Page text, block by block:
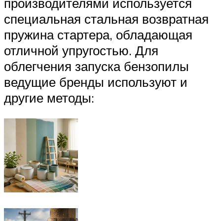
производителями используется
специальная стальная возвратная
пружина стартера, обладающая
отличной упругостью. Для
облегчения запуска бензопилы
ведущие бренды используют и
другие методы: